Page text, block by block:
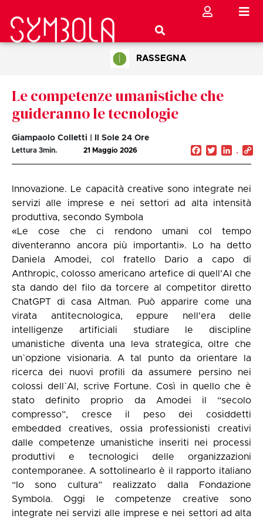
RASSEGNA
Le competenze umanistiche che
guideranno le tecnologie
Giampaolo Colletti | Il Sole 24 Ore
Lettura 3min. 21 Maggio 2026 Facebook
Twitter
Innovazione. Le capacità creative sono integrate nei
servizi alle imprese e nei settori ad alta intensità
produttiva, secondo Symbola
«Le cose che ci rendono umani col tempo
diventeranno ancora più importanti». Lo ha detto
Daniela Amodei, col fratello Dario a capo di
Anthropic, colosso americano artefice di quell'AI che
sta dando del filo da torcere al competitor diretto
ChatGPT di casa Altman. Può apparire come una
virata antitecnologica, eppure nell'era delle
intelligenze artificiali studiare le discipline
umanistiche diventa una leva strategica, oltre che
un`opzione visionaria. A tal punto da orientare la
ricerca dei nuovi profili da assumere persino nei
colossi dell`AI, scrive Fortune. Così in quello che è
stato definito proprio da Amodei il “secolo
compresso”, cresce il peso dei cosiddetti
embedded creatives, ossia professionisti creativi
dalle competenze umanistiche inseriti nei processi
produttivi e tecnologici delle organizzazioni
contemporanee. A sottolinearlo è il rapporto italiano
“Io sono cultura” realizzato dalla Fondazione
Symbola. Oggi le competenze creative sono
integrate nei servizi alle imprese e nei settori ad alta